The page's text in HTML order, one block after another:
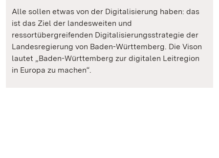
Alle sollen etwas von der Digitalisierung haben: das
ist das Ziel der landesweiten und
ressortübergreifenden Digitalisierungsstrategie der
Landesregierung von Baden-Württemberg. Die Vison
lautet „Baden-Württemberg zur digitalen Leitregion
in Europa zu machen“.